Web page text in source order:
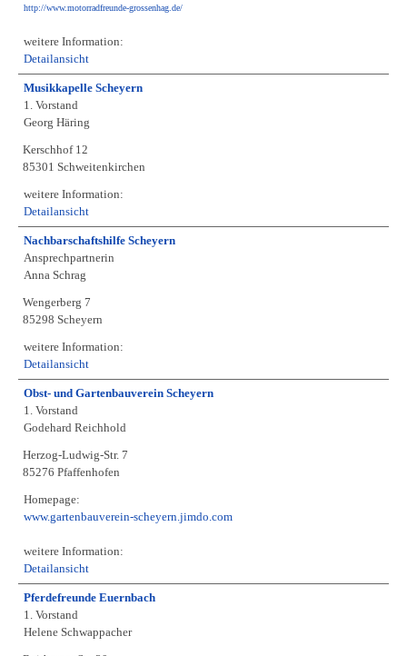
http://www.motorradfreunde-grossenhag.de/
weitere Information:
Detailansicht
Musikkapelle Scheyern
1. Vorstand
Georg Häring
Kerschhof 12
85301 Schweitenkirchen
weitere Information:
Detailansicht
Nachbarschaftshilfe Scheyern
Ansprechpartnerin
Anna Schrag
Wengerberg 7
85298 Scheyern
weitere Information:
Detailansicht
Obst- und Gartenbauverein Scheyern
1. Vorstand
Godehard Reichhold
Herzog-Ludwig-Str. 7
85276 Pfaffenhofen
Homepage:
www.gartenbauverein-scheyern.jimdo.com
weitere Information:
Detailansicht
Pferdefreunde Euernbach
1. Vorstand
Helene Schwappacher